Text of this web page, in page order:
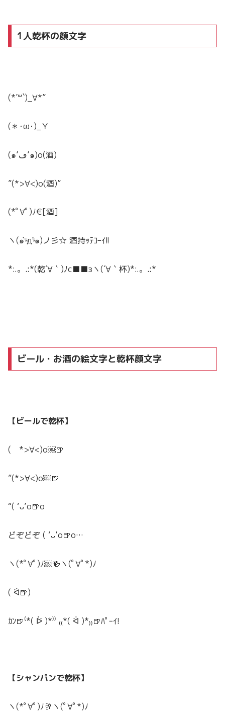
1人乾杯の顔文字
(*´꒳`)_∀*”
(＊･ω･)_Ｙ
(๑’ڡ’๑)o(酒)
”(*>∀<)o(酒)”
(*ﾟ∀ﾟ)ﾉ€[酒]
ヽ(๑⁼̴̀д⁼̴́๑)ノ彡☆ 酒持ｯﾃｺｰｲ!!
*:.。.:*(乾´∀｀)ﾉc■■зヽ(´∀｀杯)*:.。.:*
ビール・お酒の絵文字と乾杯顔文字
【ビールで乾杯】
( *>∀<)o￼🍺
”(*>∀<)o￼🍺
“( ‘ᴗ’o🍺o
どぞどぞ ( ‘ᴗ’o🍺o…
ヽ(*ﾟ∀ﾟ)ﾉ￼🍻ヽ(ﾟ∀ﾟ*)ﾉ
( ᐛ🍺)
ｶﾝ🍺⁽*( ᐖ )*⁾⁾ ₍₍*( ᐛ )*₎₎🍺ﾊﾟｰｲ!
【シャンパンで乾杯】
ヽ(*ﾟ∀ﾟ)ﾉ🥂ヽ(ﾟ∀ﾟ*)ﾉ